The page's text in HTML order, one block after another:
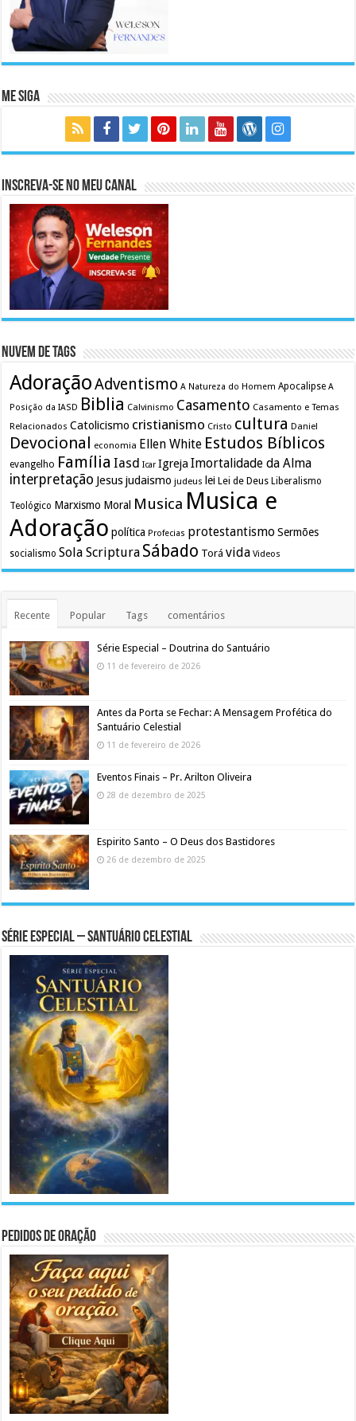
Me Siga
Inscreva-se no meu canal
Nuvem de Tags
AdoraçãoAdventismo A Natureza do Homem Apocalipse A
Posição da IASD Biblia Calvinismo Casamento Casamento e Temas
Relacionados Catolicismo cristianismo Cristo cultura Daniel
Devocional economia Ellen White Estudos Bíblicos
evangelho Família Iasd Icar Igreja Imortalidade da Alma
interpretação Jesusjudaismo judeus lei Lei de Deus Liberalismo
Teológico Marxismo Moral Musica Musica e
Adoração política Profecias protestantismo Sermões
socialismo Sola Scriptura Sábado Torá vida Videos
Recente Popular Tags comentários
Série Especial – Doutrina do Santuário
11 de fevereiro de 2026
Antes da Porta se Fechar: A Mensagem Profética do
Santuário Celestial
11 de fevereiro de 2026
Eventos Finais – Pr. Arilton Oliveira
28 de dezembro de 2025
Espirito Santo – O Deus dos Bastidores
26 de dezembro de 2025
Série Especial – Santuário Celestial
Pedidos de Oração